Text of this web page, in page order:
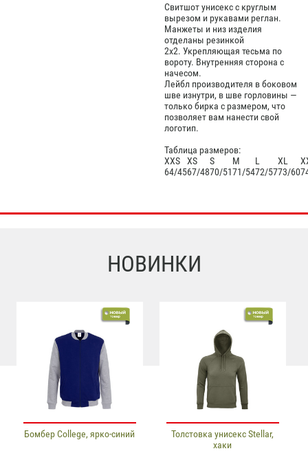
Свитшот унисекс с круглым
вырезом и рукавами реглан.
Манжеты и низ изделия
отделаны резинкой
2х2. Укрепляющая тесьма по
вороту. Внутренняя сторона с
начесом.
Лейбл производителя в боковом
шве изнутри, в шве горловины —
только бирка с размером, что
позволяет вам нанести свой
логотип.
Таблица размеров:
XXS
XS S M L XL
64/4567/4870/5171/5472/5773/60
НОВИНКИ
Бомбер College, ярко-синий
Толстовка унисекс Stellar,
хаки